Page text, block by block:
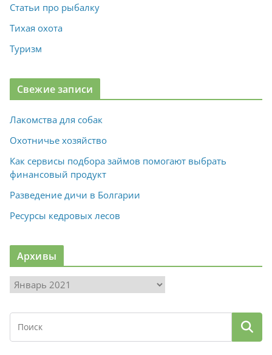
Статьи про рыбалку
Тихая охота
Туризм
Свежие записи
Лакомства для собак
Охотничье хозяйство
Как сервисы подбора займов помогают выбрать
финансовый продукт
Разведение дичи в Болгарии
Ресурсы кедровых лесов
Архивы
р
х
в